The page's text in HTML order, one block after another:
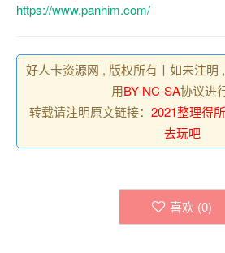
https://www.panhim.com/
好人卡资源网 , 版权所有丨如未注明
用BY-NC-SA协议进
转载请注明原文链接： 2021整理得
去玩吧
喜欢 (0)